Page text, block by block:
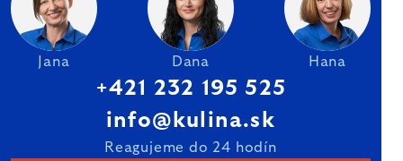
Jana Dana Hana
+421 232 195 525
info@kulina.sk
Reagujeme do 24 hodín